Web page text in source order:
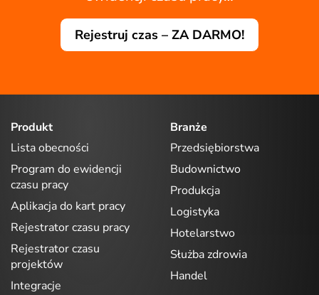
Rejestruj czas – ZA DARMO!
Produkt
Lista obecności
Program do ewidencji
czasu pracy
Aplikacja do kart pracy
Rejestrator czasu pracy
Rejestrator czasu
projektów
Integracje
Branże
Przedsiębiorstwa
Budownictwo
Produkcja
Logistyka
Hotelarstwo
Służba zdrowia
Handel